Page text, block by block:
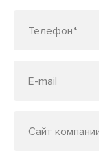
Телефон*
E-mail
Сайт